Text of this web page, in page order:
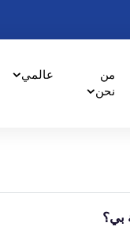
من
نحن
عالمي
بي؟